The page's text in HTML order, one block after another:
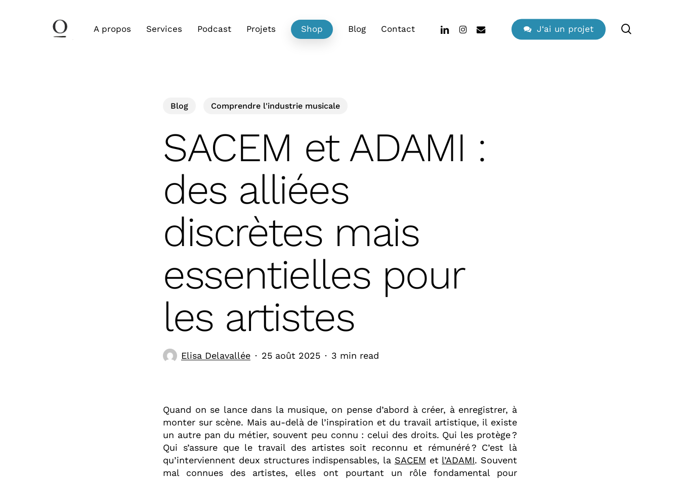
A propos Services Podcast Projets Shop Blog Contact J‘ai un projet
linkedininstagram
email
Blog Comprendre l'industrie musicale
SACEM et ADAMI :
des alliées
discrètes mais
essentielles pour
les artistes
Elisa Delavallée 25 août 2025 3 min read
Quand on se lance dans la musique, on pense d’abord à créer, à enregistrer, à
monter sur scène. Mais au-delà de l’inspiration et du travail artistique, il existe
un autre pan du métier, souvent peu connu : celui des droits. Qui les protège ?
Qui s’assure que le travail des artistes soit reconnu et rémunéré ? C’est là
qu’interviennent deux structures indispensables, la SACEM et l’ADAMI. Souvent
mal connues des artistes, elles ont pourtant un rôle fondamental pour